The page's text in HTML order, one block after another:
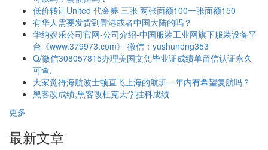
低价转让United 代金券 三张 两张面额100一张面额150
有华人需要发货到香港或者中国大陆的吗？
华纳娱乐公司官网-公司介绍-中国服装工业网旗下服装设备平
台《www.379973.com》 微信：yushuneng353
Q/微信308057815办理美国文凭毕业证成绩单留信认证永久
可查.
大家觉得海航波士顿直飞上海的航班一年内有希望复航吗？
黑客改成绩,黑客改杜克大学挂科成绩
更多
最新文章